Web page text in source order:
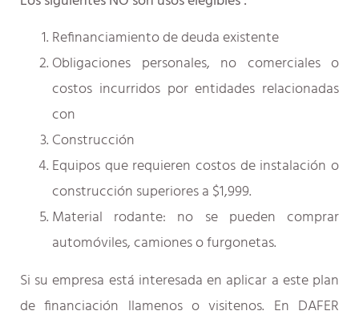
Refinanciamiento de deuda existente
Obligaciones personales, no comerciales o
costos incurridos por entidades relacionadas
con
Construcción
Equipos que requieren costos de instalación o
construcción superiores a $1,999.
Material rodante: no se pueden comprar
automóviles, camiones o furgonetas.
Si su empresa está interesada en aplicar a este plan
de financiación llamenos o visitenos. En DAFER